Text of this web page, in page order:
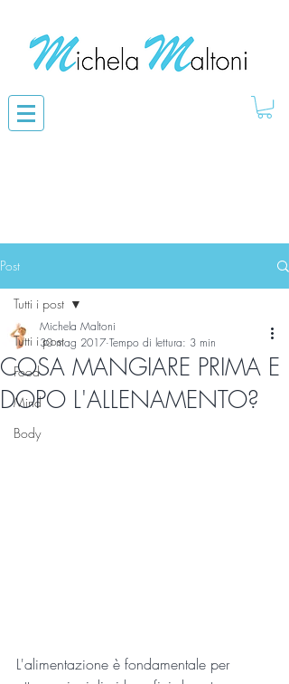
Post
Tutti i post
Food
Mind
Body
Tutti i post
COSA MANGIARE PRIMA E
DOPO L'ALLENAMENTO?
Michela Maltoni
30 mag 2017 Tempo di lettura: 3 min
L'alimentazione è fondamentale per